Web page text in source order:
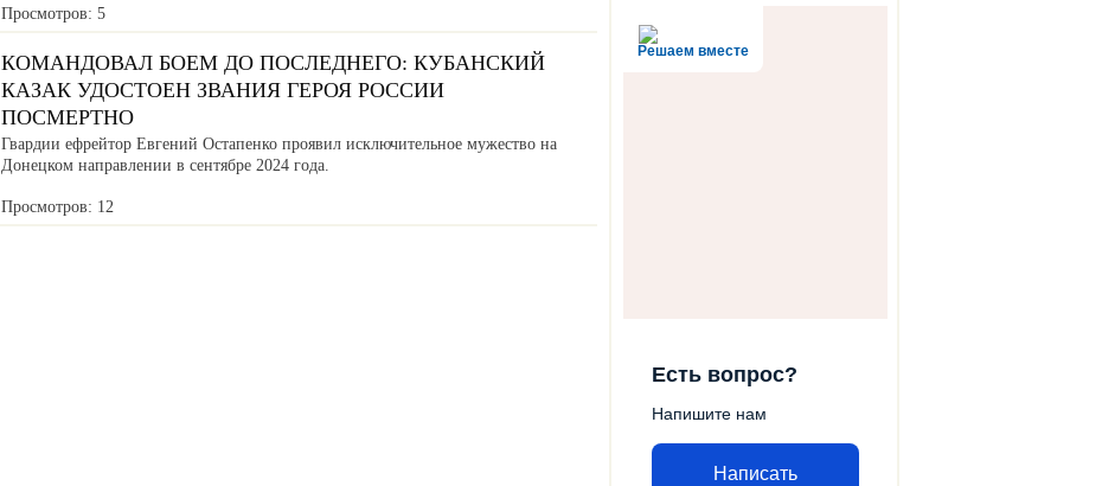
Решаем вместе
Есть вопрос?
Напишите нам
Написать
Просмотров: 5
КОМАНДОВАЛ БОЕМ ДО ПОСЛЕДНЕГО: КУБАНСКИЙ
КАЗАК УДОСТОЕН ЗВАНИЯ ГЕРОЯ РОССИИ
ПОСМЕРТНО
Гвардии ефрейтор Евгений Остапенко проявил исключительное мужество на
Донецком направлении в сентябре 2024 года.
Просмотров: 12